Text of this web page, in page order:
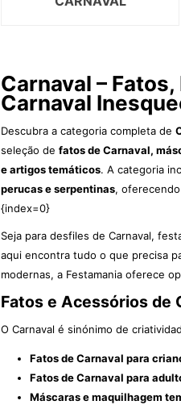
Carnaval –
Carnaval
Descubra a categoria completa de
seleção de fatos de Carnaval,
e artigos temáticos. A categoria
perucas e serpentinas,
{index=0}
Seja para desfiles de Carnaval,
aqui encontra tudo o que precisa
modernas, a Festamania oferece
Fatos e Acessórios de
O Carnaval é sinónimo de
Fatos de Carnaval para
Fatos de Carnaval para
Máscaras e maquilhagem